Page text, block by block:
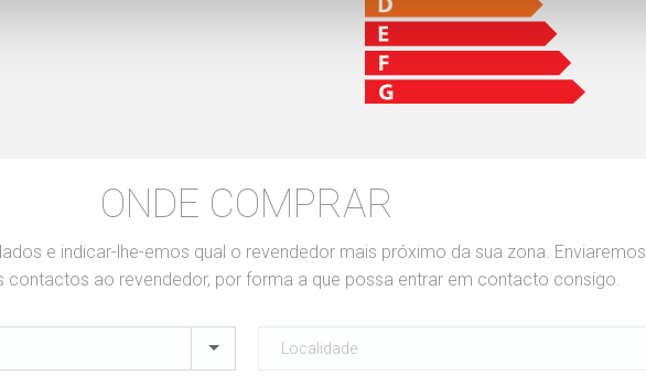
ONDE COMPRAR
e indicar-lhe-emos qual o revendedor mais próximo da sua zona. Enviaremos
contactos ao revendedor, por forma a que possa entrar em contacto consigo.